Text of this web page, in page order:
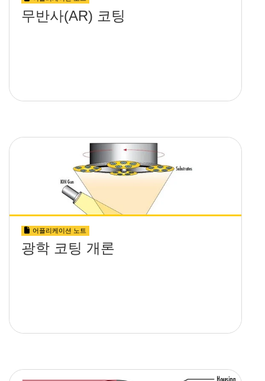
무반사(AR) 코팅
어플리케이션 노트
광학 코팅 개론